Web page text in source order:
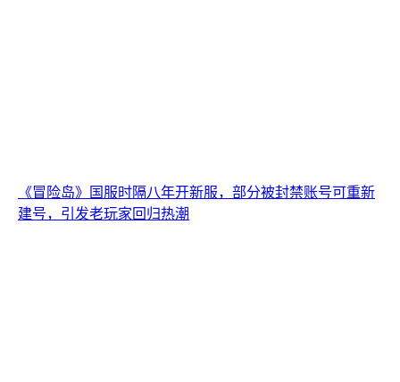
《冒险岛》国服时隔八年开新服，部分被封禁账号可重新
建号，引发老玩家回归热潮